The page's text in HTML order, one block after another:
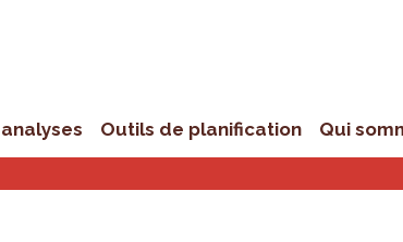
Outils de planification Qui